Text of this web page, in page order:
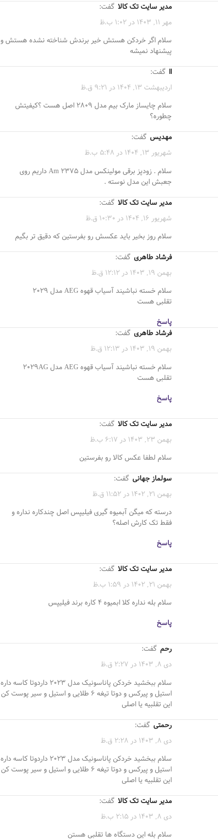
مدیر سایت تک کالا گفت:
مهر 11, 1403 در 1:02 ب.ظ
سلام اگر خردکن هستش خیر برندش شناخته نشده هستش و
پیشنهاد نمیشه
اا گفت:
اردیبهشت 13, 1404 در 9:21 ق.ظ
سلام چایساز مارک بیم مدل ۲۸۰۹ اصل هست ؟کیفیتش
چطوره؟
مهدیس گفت:
شهریور 13, 1404 در 5:48 ب.ظ
سلام . زودپز برقی مولینکس مدل Am 2375 داریم روی
جعبش این مدل نوسته .
مدیر سایت تک کالا گفت:
شهریور 16, 1404 در 10:30 ق.ظ
سلام روز بخیر باید عکسش رو بفرستین که دقیق تر بگیم
فرشاد طاهری گفت:
بهمن 19, 1403 در 12:12 ق.ظ
سلام خسته نباشیند آسیاب قهوه AEG مدل 2029
تقلبی هست
پاسخ
فرشاد طاهری گفت:
بهمن 19, 1403 در 12:13 ق.ظ
سلام خسته نباشیند آسیاب قهوه AEG مدل 2029AG
تقلبی هست
پاسخ
مدیر سایت تک کالا گفت:
بهمن 23, 1403 در 6:17 ب.ظ
سلام لطفا عکس کالا رو بفرستین
سولماز جهانی گفت:
بهمن 21, 1402 در 11:52 ق.ظ
درسته ‌که میگن آبمیوه گیری فیلیپس اصل چندکاره نداره و
فقط تک کارش اصله؟
پاسخ
مدیر سایت تک کالا گفت:
بهمن 21, 1402 در 1:59 ب.ظ
سلام بله نداره کلا ابمیوه 4 کاره برند فیلیپس
پاسخ
رحم گفت:
دی 8, 1403 در 2:27 ق.ظ
سلام ببخشید خردکن پاناسونیک مدل ۲۰۲۳ داردوتا کاسه داره
استیل و پیرکس و دوتا تیغه ۶ طلایی و استیل و سیر پوست کن
این تقلبیه یا اصلی
رحمتی گفت:
دی 8, 1403 در 2:28 ق.ظ
سلام ببخشید خردکن پاناسونیک مدل ۲۰۲۳ داردوتا کاسه داره
استیل و پیرکس و دوتا تیغه ۶ طلایی و استیل و سیر پوست کن
این تقلبیه یا اصلی
مدیر سایت تک کالا گفت:
دی 8, 1403 در 2:15 ب.ظ
سلام بله این دستگاه ها تقلبی هستن